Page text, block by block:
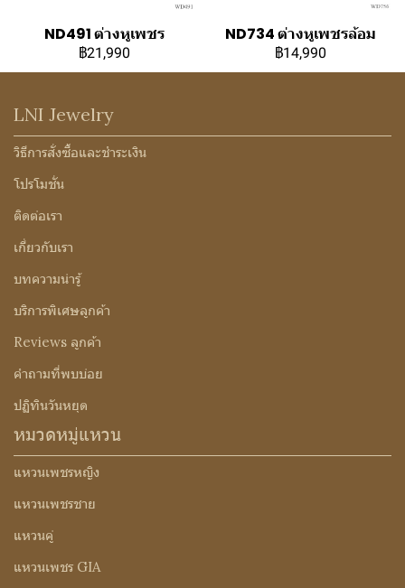
ND491 ต่างหูเพชร
฿21,990
ND734 ต่างหูเพชรล้อม
฿14,990
LNI Jewelry
วิธีการสั่งซื้อและชำระเงิน
โปรโมชั่น
ติดต่อเรา
เกี่ยวกับเรา
บทความน่ารู้
บริการพิเศษลูกค้า
Reviews ลูกค้า
คำถามที่พบบ่อย
ปฏิทินวันหยุด
หมวดหมู่แหวน
แหวนเพชรหญิง
แหวนเพชรชาย
แหวนคู่
แหวนเพชร GIA